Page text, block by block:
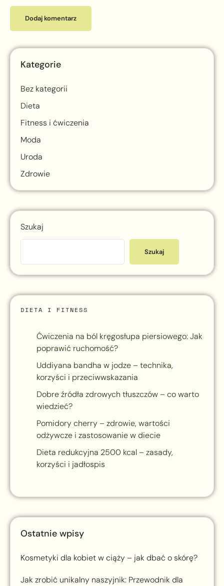
Kategorie
Bez kategorii
Dieta
Fitness i ćwiczenia
Moda
Uroda
Zdrowie
Szukaj
Szukaj
DIETA I FITNESS
Ćwiczenia na ból kręgosłupa piersiowego: Jak
poprawić ruchomość?
Uddiyana bandha w jodze – technika,
korzyści i przeciwwskazania
Dobre źródła zdrowych tłuszczów – co warto
wiedzieć?
Pomidory cherry – zdrowie, wartości
odżywcze i zastosowanie w diecie
Dieta redukcyjna 2500 kcal – zasady,
korzyści i jadłospis
Ostatnie wpisy
Kosmetyki dla kobiet w ciąży – jak dbać o skórę?
Jak zrobić unikalny naszyjnik: Przewodnik dla